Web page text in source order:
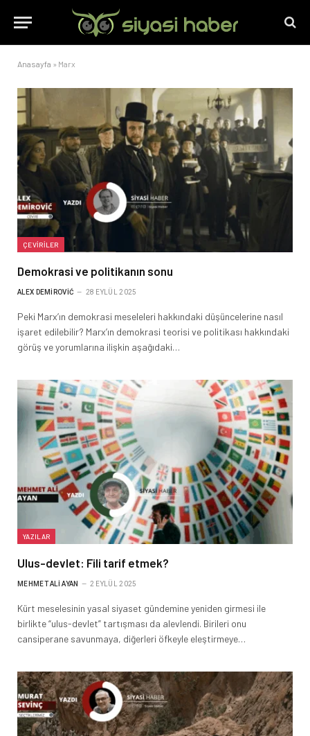
Anasayfa » Marx
ÇEVIRILER
Demokrasi ve politikanın sonu
ALEX DEMIROVIĆ 28 EYLÜL 2025
Peki Marx’ın demokrasi meseleleri hakkındaki düşüncelerine nasıl
işaret edilebilir? Marx’ın demokrasi teorisi ve politikası hakkındaki
görüş ve yorumlarına ilişkin aşağıdaki…
YAZILAR
Ulus-devlet: Fili tarif etmek?
MEHMET ALI AYAN 2 EYLÜL 2025
Kürt meselesinin yasal siyaset gündemine yeniden girmesi ile
birlikte “ulus-devlet” tartışması da alevlendi. Birileri onu
cansiperane savunmaya, diğerleri öfkeyle eleştirmeye…